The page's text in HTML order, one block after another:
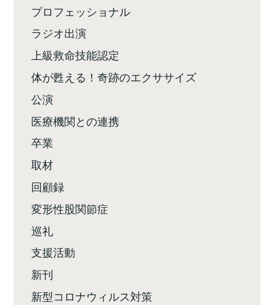
プロフェッショナル
ラジオ出演
上級救命技能認定
体が甦える！奇跡のエクササイズ
公演
医療機関との連携
卒業
取材
回顧録
変形性股関節症
巡礼
支援活動
新刊
新型コロナウィルス対策